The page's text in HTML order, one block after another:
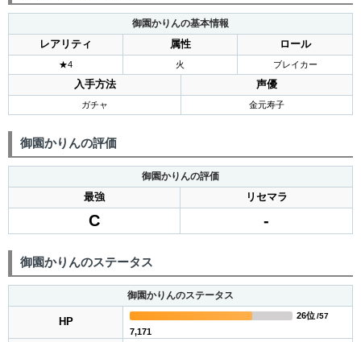
御園かりんの基本情報
レアリティ
属性 ロール
★4 火 ブレイカー
入手方法 声優
ガチャ 金元寿子
御園かりんの評価
御園かりんの評価
最強
リセマラ
C -
御園かりんのステータス
御園かりんのステータス
HP
7,171
26位/57